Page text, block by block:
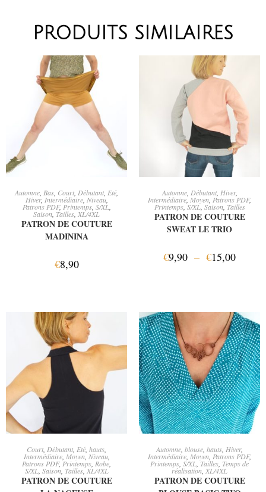
PRODUITS SIMILAIRES
AJOUTER AU PANIER
Automne Bas Court Débutant Eté
Hiver, Intermédiaire, Niveau,
Patrons PDF, Printemps, S/XL,
Saison Tailles XL/4XL
PATRON DE COUTURE
MADININA
€8,90
CHOIX DES OPTIONS
Automne, Débutant, Hiver,
Intermédiaire, Moyen Patrons PDF,
Printemps,S/XL, Saison, Tailles
PATRON DE COUTURE
SWEAT LE TRIO
€9,90 – €15,00
AJOUTER AU PANIER
Court Débutant Eté hauts
Intermédiaire, Moyen, Niveau,
Patrons PDF, Printemps Robe
S/XL, Saison, Tailles,XL/4XL
PATRON DE COUTURE
CHOIX DES OPTIONS
Automne blouse hauts Hiver,
Intermédiaire Moyen Patrons PDF,
Printemps S/XL ,Tailles Temps de
réalisation XL/4XL
PATRON DE COUTURE